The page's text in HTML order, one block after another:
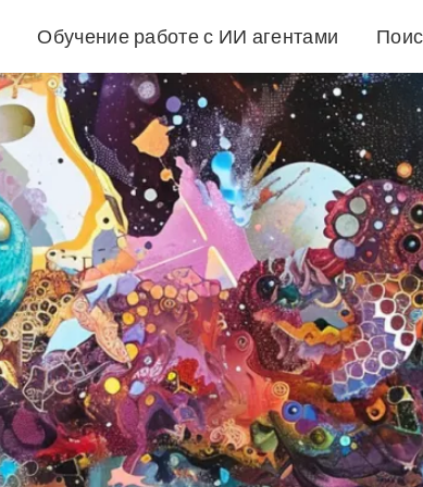
Обучение работе с ИИ агентами